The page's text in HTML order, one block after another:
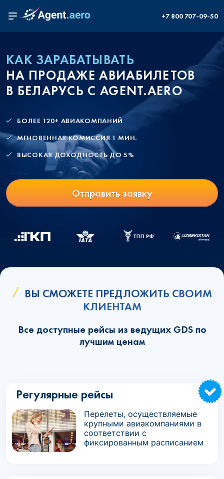
+7 800 707-09-50
КАК ЗАРАБАТЫВАТЬ
НА ПРОДАЖЕ АВИАБИЛЕТОВ
В БЕЛАРУСЬ С AGENT.AERO
БОЛЕЕ 120+ АВИАКОМПАНИЙ
МГНОВЕННАЯ КОМИССИЯ 1 МИН.
ВЫСОКАЯ ДОХОДНОСТЬ ДО 5%
Отправить заявку
ВЫ СМОЖЕТЕ ПРЕДЛОЖИТЬ СВОИМ
КЛИЕНТАМ
Все доступные рейсы из ведущих GDS по
лучшим ценам
Регулярные рейсы
Перелеты, осуществляемые
крупными авиакомпаниями в
соответствии с
фиксированным расписанием